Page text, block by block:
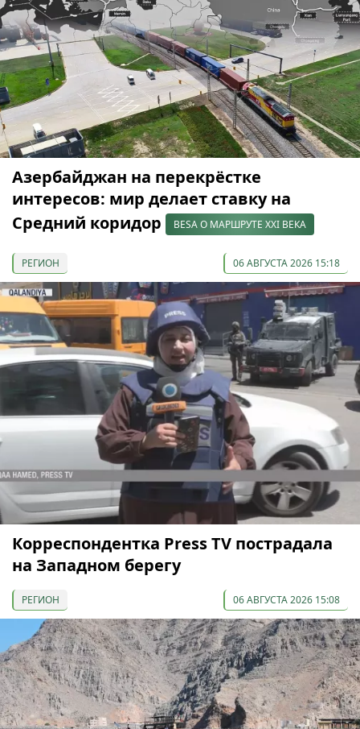
Азербайджан на перекрёстке
интересов: мир делает ставку на
Средний коридор
BESA О МАРШРУТЕ XXI ВЕКА
РЕГИОН 06 АВГУСТА 2026 15:18
Корреспондентка Press TV пострадала
на Западном берегу
РЕГИОН 06 АВГУСТА 2026 15:08